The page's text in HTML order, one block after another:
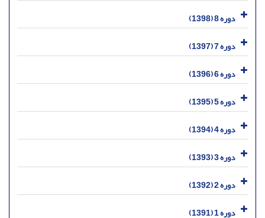
دوره 8 (1398)
دوره 7 (1397)
دوره 6 (1396)
دوره 5 (1395)
دوره 4 (1394)
دوره 3 (1393)
دوره 2 (1392)
دوره 1 (1391)